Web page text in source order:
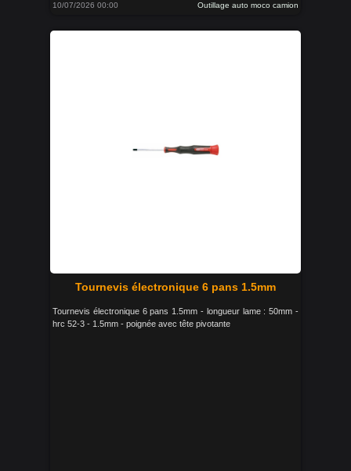
10/07/2026 00:00 Outillage auto moco camion
Tournevis électronique 6 pans 1.5mm
Tournevis électronique 6 pans 1.5mm - longueur lame : 50mm -
hrc 52-3 - 1.5mm - poignée avec tête pivotante